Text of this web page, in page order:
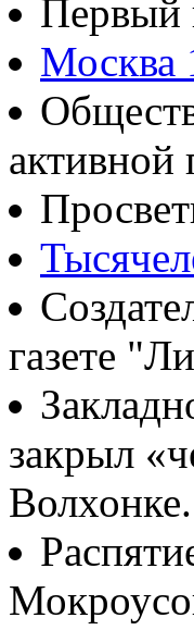
Первый
Москва
газете
закрыл
Волхонке.